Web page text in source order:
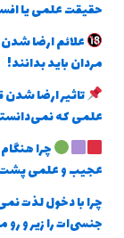
حقیقت علمی یا
مردان باید بدانند!
علمی که
عجیب و علمی
جنسی‌ات را زیر و